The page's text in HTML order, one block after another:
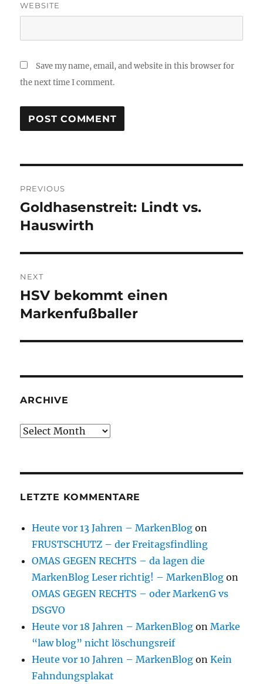
WEBSITE
Save my name, email, and website in this browser for
the next time I comment.
navigation
PREVIOUS
Previous
post:
Goldhasenstreit: Lindt vs.
Hauswirth
NEXT
Next
post:
HSV bekommt einen
Markenfußballer
ARCHIVE
Archive
LETZTE KOMMENTARE
Heute vor 13 Jahren – MarkenBlog on
FRUSTSCHUTZ – der Freitagsfindling
OMAS GEGEN RECHTS – da lagen die
MarkenBlog Leser richtig! – MarkenBlog on
OMAS GEGEN RECHTS – oder MarkenG vs
DSGVO
Heute vor 18 Jahren – MarkenBlog onMarke
“law blog” nicht löschungsreif
Heute vor 10 Jahren – MarkenBlog onKein
Fahndungsplakat